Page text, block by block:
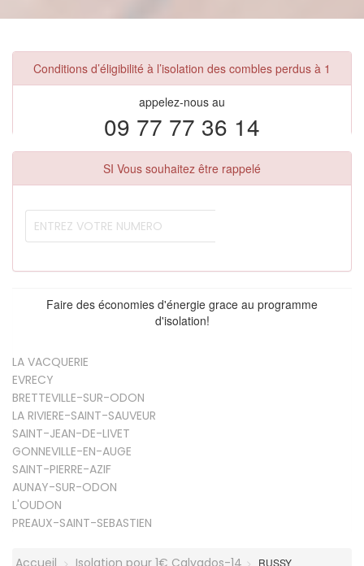
Conditions d’éligibilité à l’isolation des combles perdus à 1
appelez-nous au
09 77 77 36 14
SI Vous souhaitez être rappelé
Faire des économies d'énergie grace au programme
d'isolation!
LA VACQUERIE
EVRECY
BRETTEVILLE-SUR-ODON
LA RIVIERE-SAINT-SAUVEUR
SAINT-JEAN-DE-LIVET
GONNEVILLE-EN-AUGE
SAINT-PIERRE-AZIF
AUNAY-SUR-ODON
L'OUDON
PREAUX-SAINT-SEBASTIEN
RUSSY